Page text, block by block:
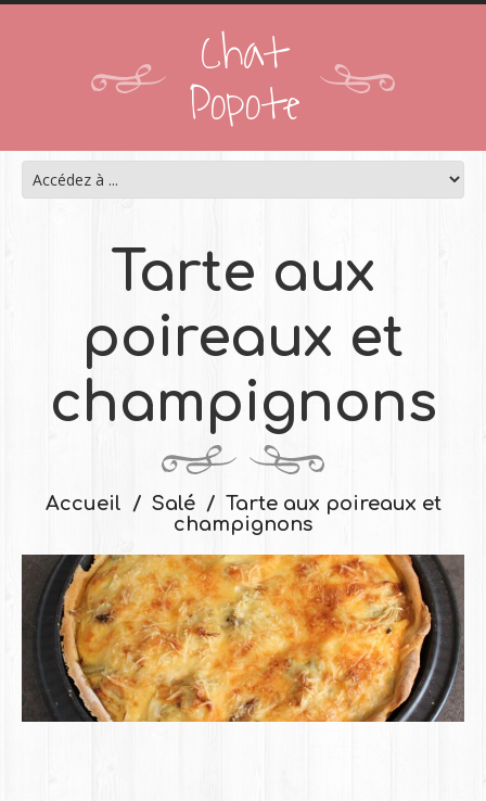
Chat
Popote
Tarte aux
poireaux et
champignons
Accueil Salé
Tarte aux poireaux et
champignons